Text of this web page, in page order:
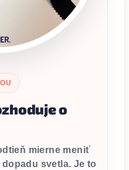
o
mierne meniť
svetla. Je to